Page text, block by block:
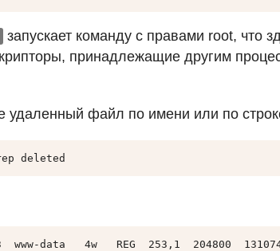
запускает команду с правами root, что
принадлежащие другим
удаленный файл по имени или по
deleted
www-data   4w   REG  253,1  204800